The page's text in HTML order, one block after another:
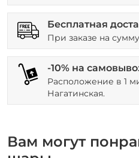
Бесплатная
При заказе на
-10% на
Расположение в 1
Нагатинская.
Вам могут